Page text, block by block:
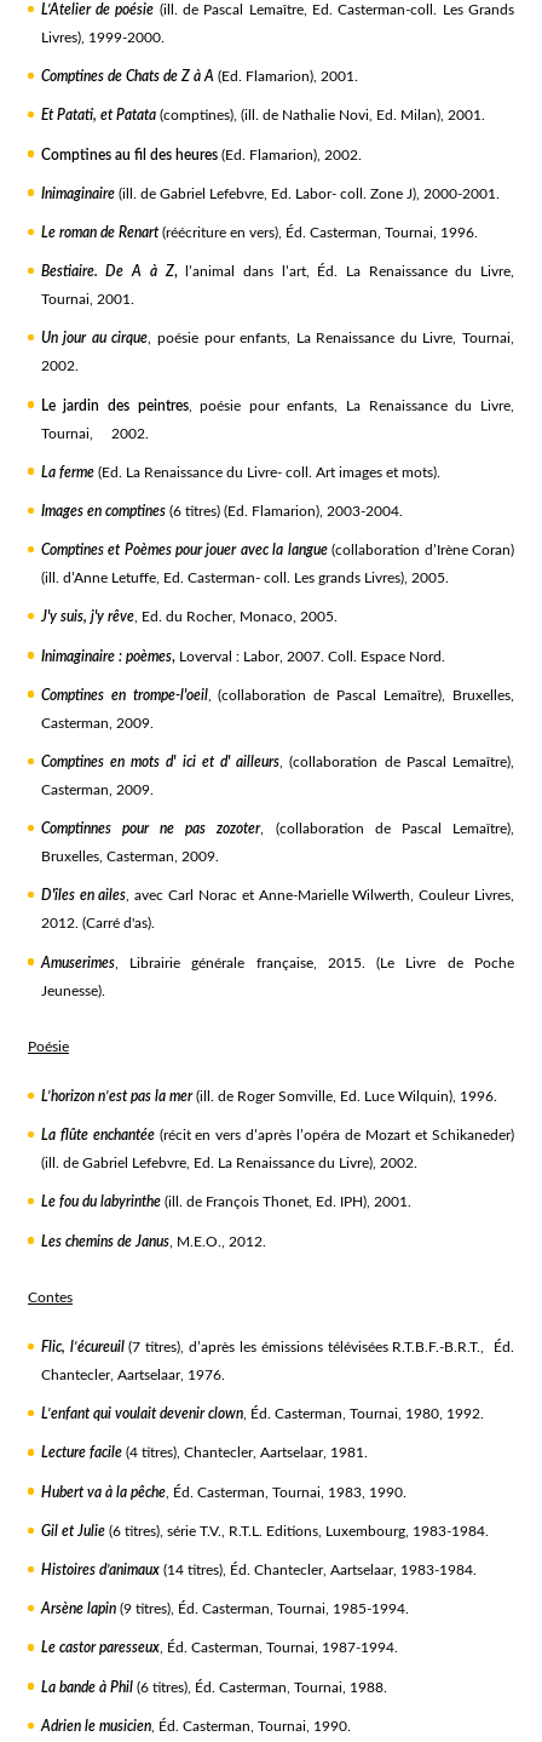
L’Atelier de poésie (ill. de Pascal Lemaître, Ed. Casterman-coll. Les Grands
Livres), 1999-2000.
Comptines de Chats de Z à A (Ed. Flamarion), 2001.
Et Patati, et Patata(comptines), (ill. de Nathalie Novi, Ed. Milan), 2001.
Comptines au fil des heures(Ed. Flamarion), 2002.
Inimaginaire (ill. de Gabriel Lefebvre, Ed. Labor- coll. Zone J), 2000-2001.
Le roman de Renart (réécriture en vers), Éd. Casterman, Tournai, 1996.
Bestiaire. De A à Z,
l’animal dans l’art, Éd. La Renaissance du Livre,
Tournai, 2001.
Un jour au cirque , poésie pour enfants, La Renaissance du Livre, Tournai,
2002.
Le jardin des peintres, poésie pour enfants, La Renaissance du Livre,
Tournai, 2002.
La ferme(Ed. La Renaissance du Livre- coll. Art images et mots).
Images en comptines(6 titres) (Ed. Flamarion), 2003-2004.
Comptines et Poèmes pour jouer avec la langue(collaboration d’Irène Coran)
(ill. d’Anne Letuffe, Ed. Casterman- coll. Les grands Livres), 2005.
J'y suis, j'y rêve, Ed. du Rocher, Monaco, 2005.
Inimaginaire : poèmes, Loverval : Labor, 2007. Coll. Espace Nord.
Comptines en trompe-l'oeil, (collaboration de Pascal Lemaître), Bruxelles,
Casterman, 2009.
Comptines en mots d' ici et d' ailleurs , (collaboration de Pascal Lemaître),
Casterman, 2009.
Comptinnes pour ne pas zozoter, (collaboration de Pascal Lemaître),
Bruxelles, Casterman, 2009.
D'îles en ailes , avec Carl Norac et Anne-Marielle Wilwerth, Couleur Livres,
2012. (Carré d'as).
Amuserimes, Librairie générale française, 2015. (Le Livre de Poche
Jeunesse).
Poésie
L’horizon n’est pas la mer(ill. de Roger Somville, Ed. Luce Wilquin), 1996.
La flûte enchantée(récit en vers d’après l’opéra de Mozart et Schikaneder)
(ill. de Gabriel Lefebvre, Ed. La Renaissance du Livre), 2002.
Le fou du labyrinthe(ill. de François Thonet, Ed. IPH), 2001.
Les chemins de Janus, M.E.O., 2012.
Contes
Flic, l’écureuil (7 titres), d’après les émissions télévisées R.T.B.F.-B.R.T., Éd.
Chantecler, Aartselaar, 1976.
L’enfant qui voulait devenir clown, Éd. Casterman, Tournai, 1980, 1992.
Lecture facile (4 titres), Chantecler, Aartselaar, 1981.
Hubert va à la pêche, Éd. Casterman, Tournai, 1983, 1990.
Gil et Julie(6 titres), série T.V., R.T.L. Editions, Luxembourg, 1983-1984.
Histoires d’animaux(14 titres), Éd. Chantecler, Aartselaar, 1983-1984.
Arsène lapin (9 titres), Éd. Casterman, Tournai, 1985-1994.
Le castor paresseux, Éd. Casterman, Tournai, 1987-1994.
La bande à Phil (6 titres), Éd. Casterman, Tournai, 1988.
Adrien le musicien, Éd. Casterman, Tournai, 1990.